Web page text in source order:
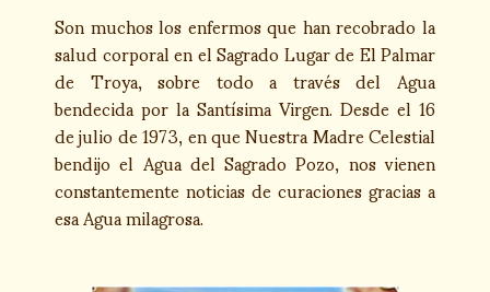
Son muchos los enfermos que han recobrado la
salud corporal en el Sagrado Lugar de El Palmar
de Troya, sobre todo a través del Agua
bendecida por la Santísima Virgen. Desde el 16
de julio de 1973, en que Nuestra Madre Celestial
bendijo el Agua del Sagrado Pozo, nos vienen
constantemente noticias de curaciones gracias a
esa Agua milagrosa.